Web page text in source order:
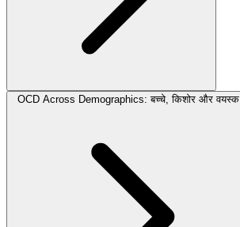
OCD Across Demographics: बच्चे, किशोर और वयस्क